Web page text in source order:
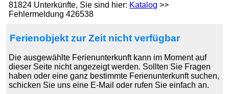
81824 Unterkünfte, Sie sind hier: Katalog >>
Fehlermeldung 426538
Ferienobjekt zur Zeit nicht verfügbar
Die ausgewählte Ferienunterkunft kann im Moment auf
dieser Seite nicht angezeigt werden. Sollten Sie Fragen
haben oder eine ganz bestimmte Ferienunterkunft suchen,
schicken Sie uns eine E-Mail oder rufen Sie einfach an.